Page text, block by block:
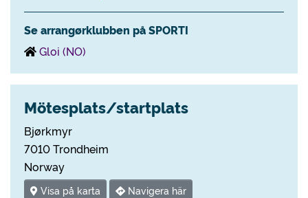
Se arrangørklubben på SPORTI
Gloi (NO)
Mötesplats/startplats
Bjørkmyr
7010 Trondheim
Norway
Visa på karta Navigera här